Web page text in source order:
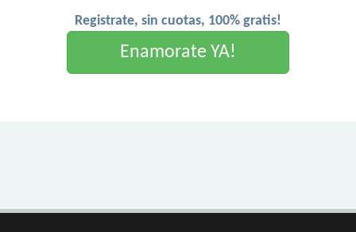
Registrate, sin cuotas, 100% gratis!
Enamorate YA!